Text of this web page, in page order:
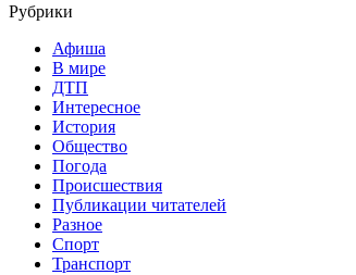
Рубрики
Афиша
В мире
ДТП
Интересное
История
Общество
Погода
Происшествия
Публикации читателей
Разное
Спорт
Транспорт